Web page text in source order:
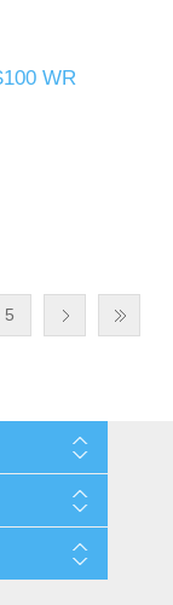
WR
5